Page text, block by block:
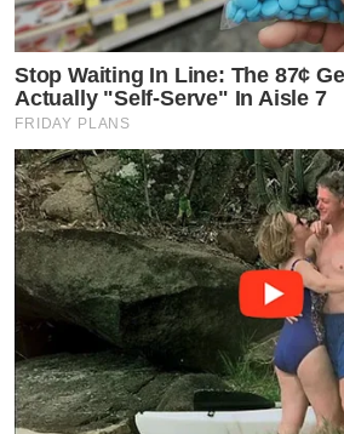
Stop Waiting In Line: The 87¢
Actually "Self-Serve" In Aisle 7
FRIDAY PLANS